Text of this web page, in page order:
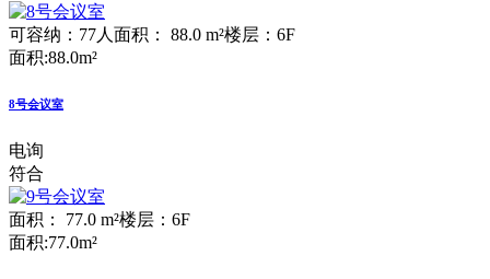
可容纳：77人 面积： 88.0 m²楼层：6F
面积:88.0m²
8号会议室
电询
符合
面积： 77.0 m²楼层：6F
面积:77.0m²